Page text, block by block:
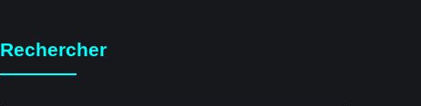
Rechercher